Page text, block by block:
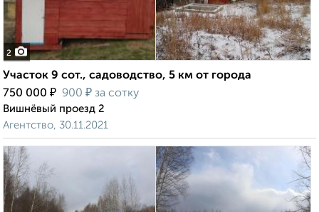
2
Участок 9 сот., садоводство, 5 км от города
750 000 ₽ 900 ₽ за сотку
Вишнёвый проезд 2
Агентство, 30.11.2021